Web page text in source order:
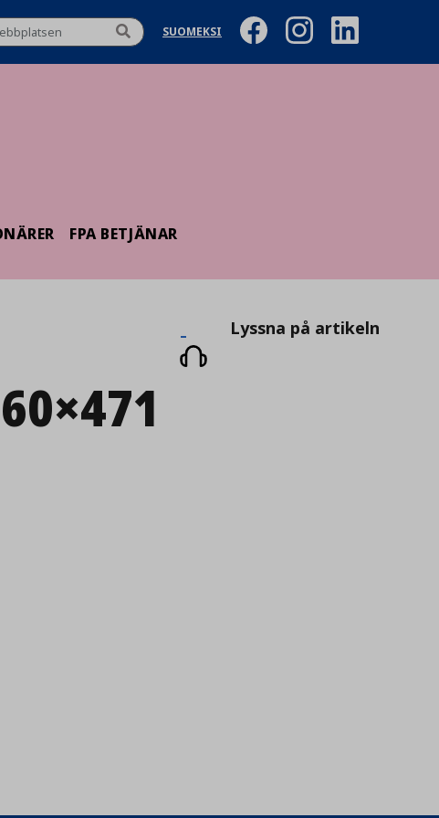
SUOMEKSI
FPA BETJÄNAR
Lyssna
på
Lyssna på artikeln